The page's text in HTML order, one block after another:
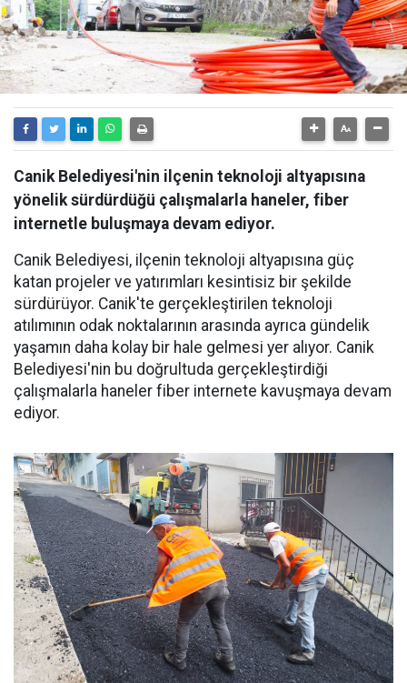
Canik Belediyesi'nin ilçenin teknoloji altyapısına
yönelik sürdürdüğü çalışmalarla haneler, fiber
internetle buluşmaya devam ediyor.
Canik Belediyesi, ilçenin teknoloji altyapısına güç
katan projeler ve yatırımları kesintisiz bir şekilde
sürdürüyor. Canik'te gerçekleştirilen teknoloji
atılımının odak noktalarının arasında ayrıca gündelik
yaşamın daha kolay bir hale gelmesi yer alıyor. Canik
Belediyesi'nin bu doğrultuda gerçekleştirdiği
çalışmalarla haneler fiber internete kavuşmaya devam
ediyor.